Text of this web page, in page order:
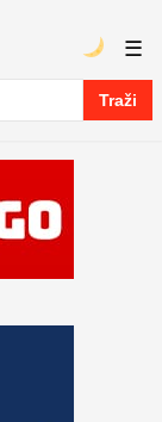
Traži
☰